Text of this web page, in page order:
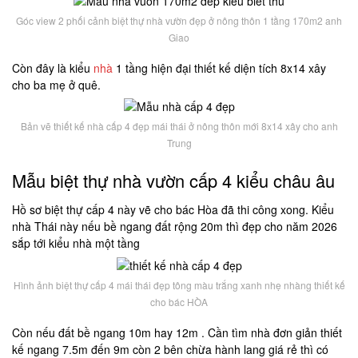
Góc view 2 phối cảnh biệt thự nhà vườn đẹp ở nông thôn 1 tầng 170m2 anh
Giao
Còn đây là kiểu nhà 1 tầng hiện đại thiết kế diện tích 8x14 xây
cho ba mẹ ở quê.
Bản vẽ thiết kế nhà cấp 4 đẹp mái thái ở nông thôn mới 8x14 xây cho anh
Trung
Mẫu biệt thự nhà vườn cấp 4 kiểu châu âu
Hồ sơ biệt thự cấp 4 này vẽ cho bác Hòa đã thi công xong. Kiểu
nhà Thái này nếu bề ngang đất rộng 20m thì đẹp cho năm 2026
sắp tới kiểu nhà một tầng
Hình ảnh biệt thự cấp 4 mái thái đẹp tông màu trắng xanh nhẹ nhàng thiết kế
cho bác HÒA
Còn nếu đất bề ngang 10m hay 12m . Cần tìm nhà đơn giản thiết
kế ngang 7.5m đến 9m còn 2 bên chừa hành lang giá rẻ thì có